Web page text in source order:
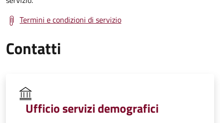
Termini e condizioni di servizio
Contatti
Ufficio servizi demografici